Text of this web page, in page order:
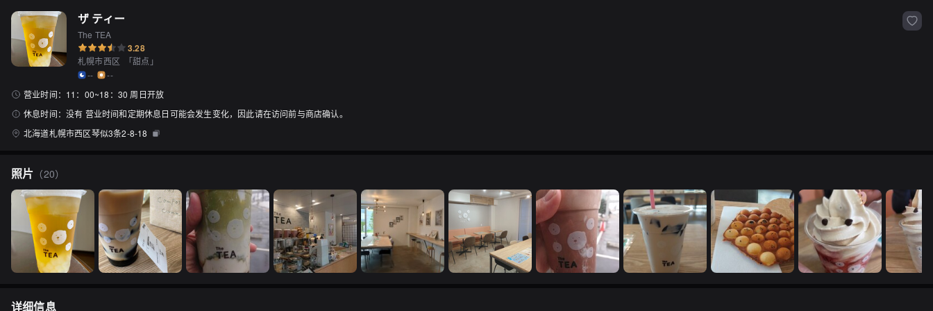
ザ ティー
The TEA
3.28
札幌市西区 「甜点 」
--
--
营业时间： 11：00~18：30 周日开放
休息时间： 没有 营业时间和定期休息日可能会发生变化，因此请在访问前与商店确认。
北海道札幌市西区琴似3条2-8-18
照片 （20）
详细信息